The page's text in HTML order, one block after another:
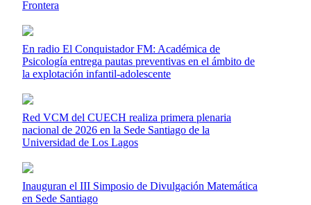
Frontera
En radio El Conquistador FM: Académica de
Psicología entrega pautas preventivas en el ámbito de
la explotación infantil-adolescente
Red VCM del CUECH realiza primera plenaria
nacional de 2026 en la Sede Santiago de la
Universidad de Los Lagos
Inauguran el III Simposio de Divulgación Matemática
en Sede Santiago